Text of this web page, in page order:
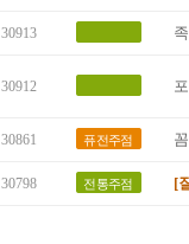
30913
30912
30861 퓨전주점
30798 전통주점 [